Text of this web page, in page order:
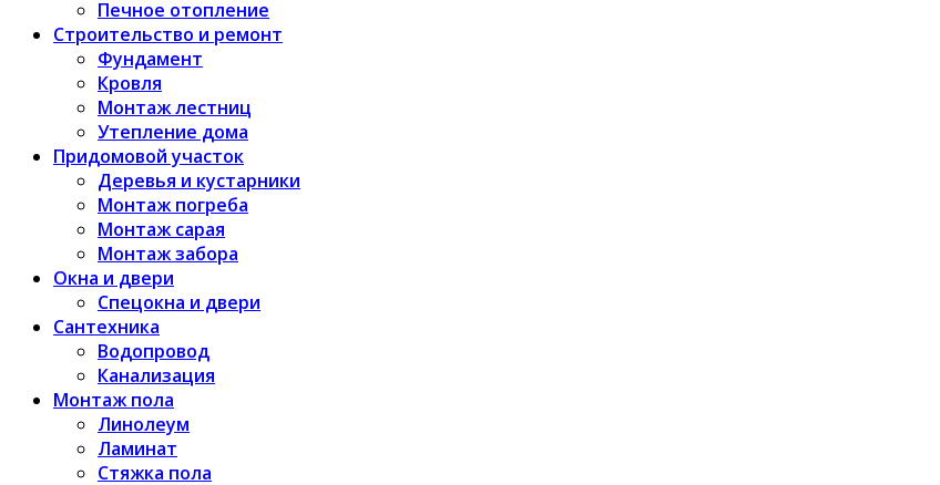
Печное отопление
Строительство и ремонт
Фундамент
Кровля
Монтаж лестниц
Утепление дома
Придомовой участок
Деревья и кустарники
Монтаж погреба
Монтаж сарая
Монтаж забора
Окна и двери
Спецокна и двери
Сантехника
Водопровод
Канализация
Монтаж пола
Линолеум
Ламинат
Стяжка пола